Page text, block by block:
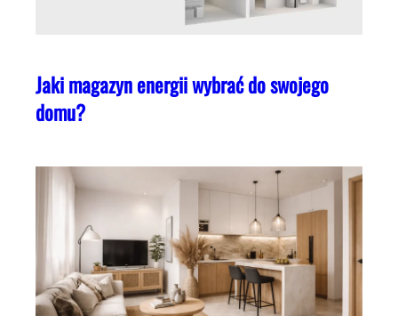
Jaki magazyn energii wybrać do swojego
domu?